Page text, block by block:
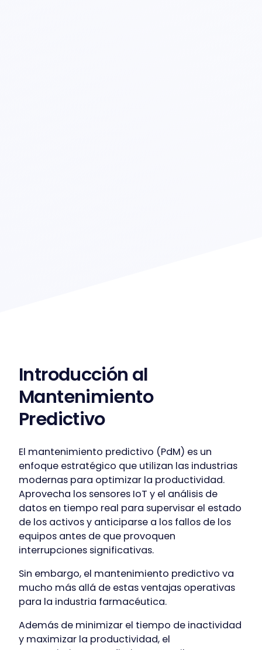
Introducción al
Mantenimiento
Predictivo
El mantenimiento predictivo (PdM) es un
enfoque estratégico que utilizan las industrias
modernas para optimizar la productividad.
Aprovecha los sensores IoT y el análisis de
datos en tiempo real para supervisar el estado
de los activos y anticiparse a los fallos de los
equipos antes de que provoquen
interrupciones significativas.
Sin embargo, el mantenimiento predictivo va
mucho más allá de estas ventajas operativas
para la industria farmacéutica.
Además de minimizar el tiempo de inactividad
y maximizar la productividad, el